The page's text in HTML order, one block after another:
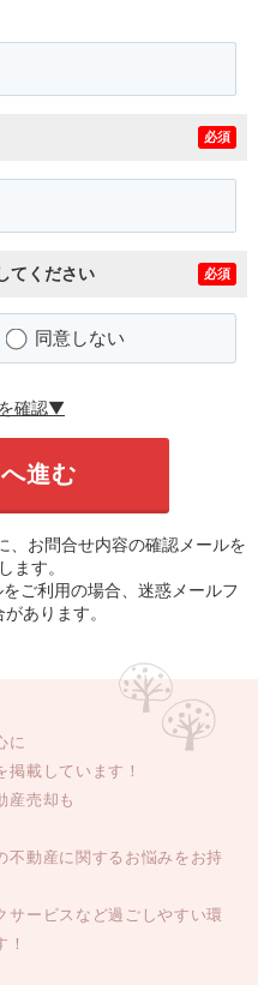
必須
てください 必須
同意しない
確認▼
、お問合せ内容の確認メールを
ます。
ご利用の場合、迷惑メールフ
あります。
に
載しています！
産売却も
不動産に関するお悩みをお持
サービスなど過ごしやすい環